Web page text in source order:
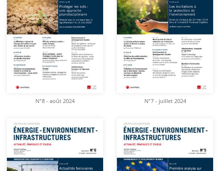
N°8 - août 2024 N°7 - juillet 2024